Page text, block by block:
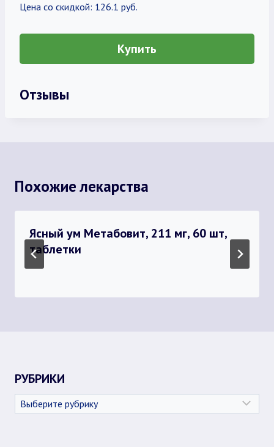
Цена со скидкой: 126.1 руб.
Купить
Отзывы
Похожие лекарства
Ясный ум Метабовит, 211 мг, 60 шт,
таблетки
РУБРИКИ
Рубрики